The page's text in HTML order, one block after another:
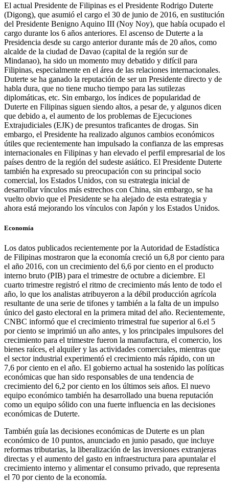
El actual Presidente de Filipinas es el Presidente Rodrigo Duterte
(Digong), que asumió el cargo el 30 de junio de 2016, en sustitución
del Presidente Benigno Aquino III (Noy Noy), que había ocupado el
cargo durante los 6 años anteriores. El ascenso de Duterte a la
Presidencia desde su cargo anterior durante más de 20 años, como
alcalde de la ciudad de Davao (capital de la región sur de
Mindanao), ha sido un momento muy debatido y difícil para
Filipinas, especialmente en el área de las relaciones internacionales.
Duterte se ha ganado la reputación de ser un Presidente directo y de
habla dura, que no tiene mucho tiempo para las sutilezas
diplomáticas, etc. Sin embargo, los índices de popularidad de
Duterte en Filipinas siguen siendo altos, a pesar de, y algunos dicen
que debido a, el aumento de los problemas de Ejecuciones
Extrajudiciales (EJK) de presuntos traficantes de drogas. Sin
embargo, el Presidente ha realizado algunos cambios económicos
útiles que recientemente han impulsado la confianza de las empresas
internacionales en Filipinas y han elevado el perfil empresarial de los
países dentro de la región del sudeste asiático. El Presidente Duterte
también ha expresado su preocupación con su principal socio
comercial, los Estados Unidos, con su estrategia inicial de
desarrollar vínculos más estrechos con China, sin embargo, se ha
vuelto obvio que el Presidente se ha alejado de esta estrategia y
ahora está mejorando los vínculos con Japón y los Estados Unidos.
Economía
Los datos publicados recientemente por la Autoridad de Estadística
de Filipinas mostraron que la economía creció un 6,8 por ciento para
el año 2016, con un crecimiento del 6,6 por ciento en el producto
interno bruto (PIB) para el trimestre de octubre a diciembre. El
cuarto trimestre registró el ritmo de crecimiento más lento de todo el
año, lo que los analistas atribuyeron a la débil producción agrícola
resultante de una serie de tifones y también a la falta de un impulso
único del gasto electoral en la primera mitad del año. Recientemente,
CNBC informó que el crecimiento trimestral fue superior al 6.el 5
por ciento se imprimió un año antes, y los principales impulsores del
crecimiento para el trimestre fueron la manufactura, el comercio, los
bienes raíces, el alquiler y las actividades comerciales, mientras que
el sector industrial experimentó el crecimiento más rápido, con un
7,6 por ciento en el año. El gobierno actual ha sostenido las políticas
económicas que han sido responsables de una tendencia de
crecimiento del 6,2 por ciento en los últimos seis años. El nuevo
equipo económico también ha desarrollado una buena reputación
como un equipo sólido con una fuerte influencia en las decisiones
económicas de Duterte.
También guía las decisiones económicas de Duterte es un plan
económico de 10 puntos, anunciado en junio pasado, que incluye
reformas tributarias, la liberalización de las inversiones extranjeras
directas y el aumento del gasto en infraestructura para apuntalar el
crecimiento interno y alimentar el consumo privado, que representa
el 70 por ciento de la economía.